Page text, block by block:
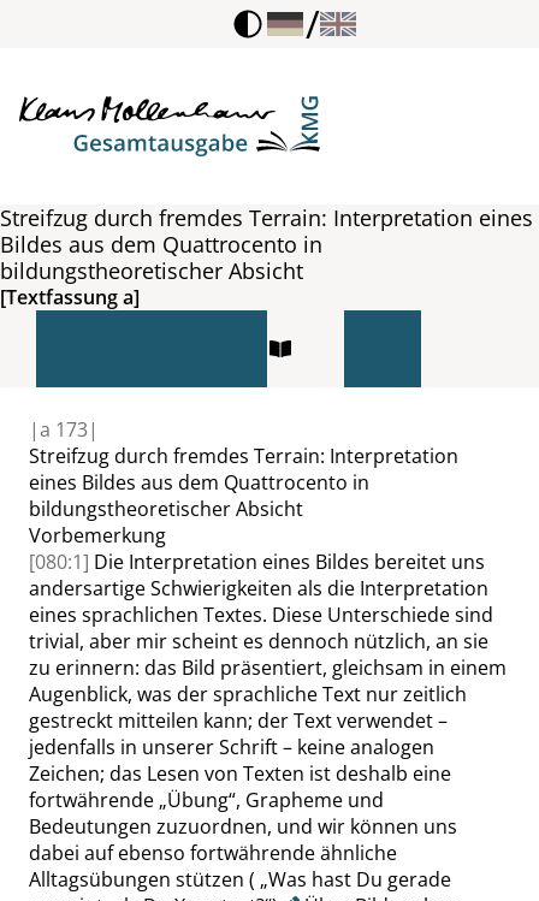
/
Streifzug durch fremdes Terrain: Interpretation eines
Bildes aus dem Quattrocento in
bildungstheoretischer Absicht
[Textfassung a]
|a 173|
Streifzug durch fremdes Terrain: Interpretation
eines Bildes aus dem Quattrocento in
bildungstheoretischer Absicht
Vorbemerkung
[080:1] Die Interpretation eines Bildes bereitet uns
andersartige Schwierigkeiten als die Interpretation
eines sprachlichen Textes. Diese Unterschiede sind
trivial, aber mir scheint es dennoch nützlich, an sie
zu erinnern: das Bild präsentiert, gleichsam in einem
Augenblick, was der sprachliche Text nur zeitlich
gestreckt mitteilen kann; der Text verwendet –
jedenfalls in unserer Schrift – keine analogen
Zeichen; das Lesen von Texten ist deshalb eine
fortwährende „Übung“, Grapheme und
Bedeutungen zuzuordnen, und wir können uns
dabei auf ebenso fortwährende ähnliche
Alltagsübungen stützen ( „Was hast Du gerade